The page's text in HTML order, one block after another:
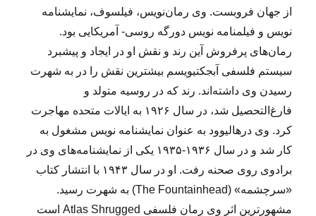
ر
د
ه
ش
ی
م
از جهان فروبست. وی رمان‌نویس، فیلسوف، نمایشنامه
نویس و فیلمنامه نویس دورگه روسی- آمریکایی بود.
رمان‌های پرفروش آین رند و نقش او در ایجاد و پیشبرد
سیستم فلسفی آبجکتیویسم بیشترین نقش را در به شهرت
رسیدن وی داشته‌اند. رند که در روسیه متولد و
فارغ‌التحصیل شد، در سال ۱۹۲۶ به ایالات متحده مهاجرت
کرد. وی در‌هالیوود به عنوان نمایشنامه نویس مشغول به
کار شد و در سال ۱۹۳۶-۱۹۳۵ یکی از نمایشنامه‌های وی در
برادوی روی صحنه رفت. او در سال ۱۹۴۳ با انتشار کتاب
«سرچشمه» (The Fountainhead) به شهرت رسید.
مشهورترین اثر وی رمان فلسفی Atlas Shrugged است